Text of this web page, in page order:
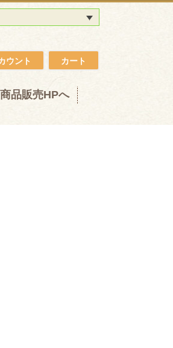
ウント カート
商品販売HPへ